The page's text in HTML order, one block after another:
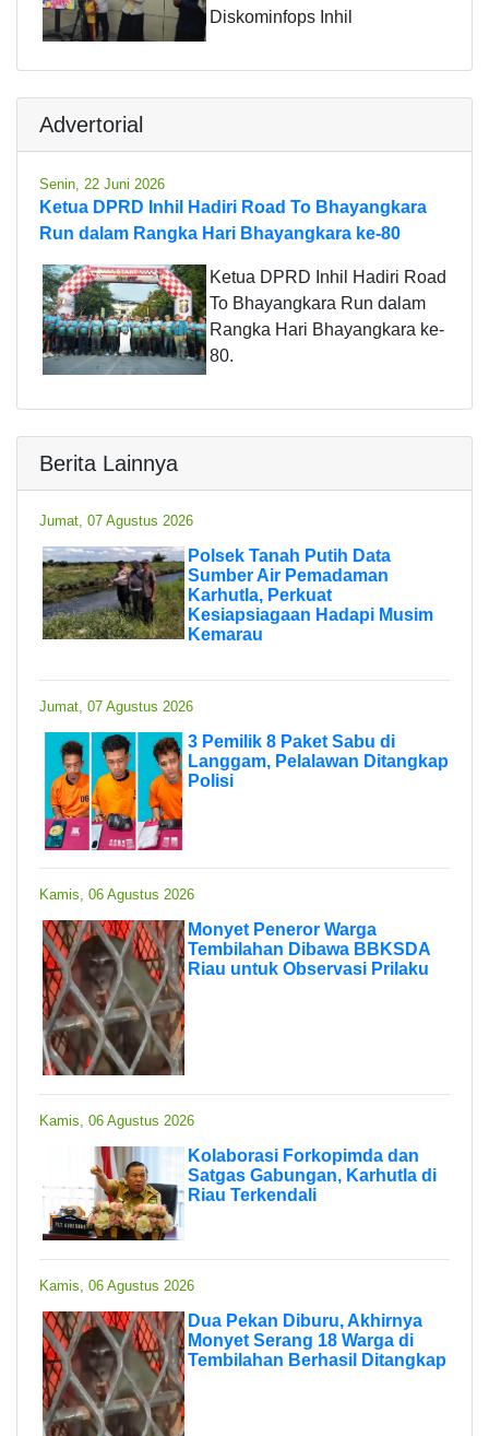
Diskominfops Inhil
Advertorial
Senin, 22 Juni 2026
Ketua DPRD Inhil Hadiri Road To Bhayangkara
Run dalam Rangka Hari Bhayangkara ke-80
Ketua DPRD Inhil Hadiri Road
To Bhayangkara Run dalam
Rangka Hari Bhayangkara ke-
80.
Berita Lainnya
Jumat, 07 Agustus 2026
Polsek Tanah Putih Data
Sumber Air Pemadaman
Karhutla, Perkuat
Kesiapsiagaan Hadapi Musim
Kemarau
Jumat, 07 Agustus 2026
3 Pemilik 8 Paket Sabu di
Langgam, Pelalawan Ditangkap
Polisi
Kamis, 06 Agustus 2026
Monyet Peneror Warga
Tembilahan Dibawa BBKSDA
Riau untuk Observasi Prilaku
Kamis, 06 Agustus 2026
Kolaborasi Forkopimda dan
Satgas Gabungan, Karhutla di
Riau Terkendali
Kamis, 06 Agustus 2026
Dua Pekan Diburu, Akhirnya
Monyet Serang 18 Warga di
Tembilahan Berhasil Ditangkap